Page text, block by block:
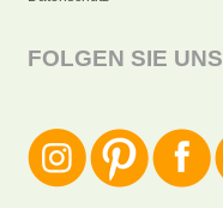
FOLGEN SIE UNS